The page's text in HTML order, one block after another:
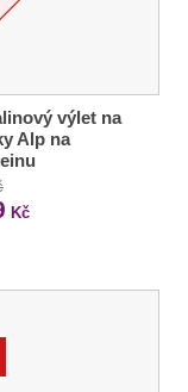
výlet na
Alp na
Kč